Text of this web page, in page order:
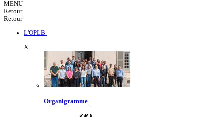
MENU
Retour
Retour
L'OPLB
X
Organigramme